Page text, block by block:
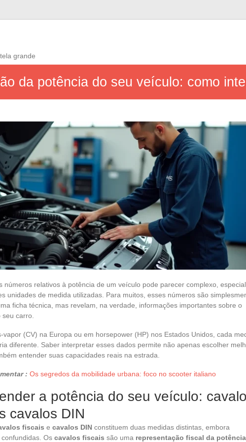
grande
da potência do seu veículo: como
números relativos à potência de um veículo pode parecer complexo,
unidades de medida utilizadas. Para muitos, esses números são
ficha técnica, mas revelam, na verdade, informações importantes sobre o
carro.
vapor (CV) na Europa ou em horsepower (HP) nos Estados Unidos, cada
diferente. Saber interpretar esses dados permite não apenas escolher
entender suas capacidades reais na estrada.
: Os segredos da mobilidade urbana: foco no scooter italiano
a potência do seu veículo:
cavalos DIN
fiscais e cavalos DIN constituem duas medidas distintas, embora
Os cavalos fiscais são uma representação fiscal da